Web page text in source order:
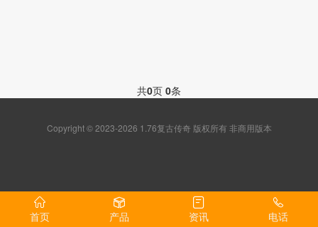
共0页 0条
Copyright © 2023-2026 1.76复古传奇 版权所有 非商用版本
首页 产品 资讯 电话